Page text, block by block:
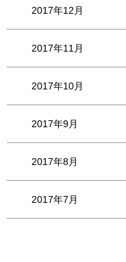
2017年12月
2017年11月
2017年10月
2017年9月
2017年8月
2017年7月